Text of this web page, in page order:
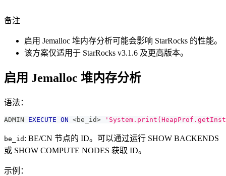
备注
启用 Jemalloc 堆内存分析可能会影响 StarRocks 的性能。
该方案仅适用于 StarRocks v3.1.6 及更高版本。
启用 Jemalloc 堆内存分析
语法：
ADMIN EXECUTE ON <be_id>
be_id : BE/CN 节点的 ID。可以通过运行 SHOW BACKENDS
或 SHOW COMPUTE NODES 获取 ID。
示例：